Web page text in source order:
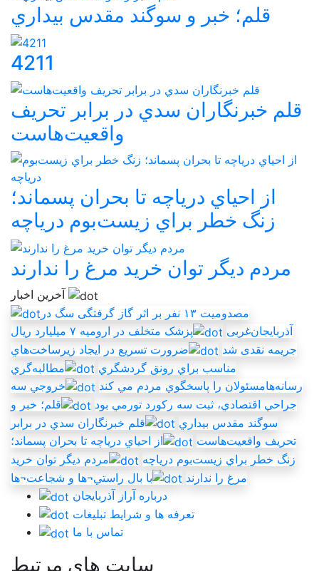
قلم؛ خبر و سوگند مقدس بيداري
4211
قلم خبرنگاران سدي در برابر تحريف
واقعيت‌هاست
از احياي درياچه تا بحران پسماند؛
زنگ خطر براي زيست‌بوم درياچه
مردم ديگر توان خريد مرغ را ندارند
مصدومیت ۱۳ نفر بر اثر گاز گرفتگی سگ در
آذربایجان‌غربی
پزشک متخلف در ارومیه ۷ میلیارد ریال
جریمه نقدی شد
ضرورت تسريع در ايجاد زيرساخت‌هاي
مناسب براي رونق گردشگري
مطالبه‌گري
رسانه‌هامسئولان را پاسخگوي مردم مي کند
خروجي سه
جراحي اقتصادي، ثبت سه رکورد تورمي بود
قلم؛ خبر و
سوگند مقدس بيداري
قلم خبرنگاران سدي در برابر
تحريف واقعيت‌هاست
از احياي درياچه تا بحران پسماند؛
زنگ خطر براي زيست‌بوم درياچه
مردم ديگر توان خريد
مرغ را ندارند
با بال راستي¬ها و شجاعت¬ها
درباره آراز آذربایجان
تعرفه ها و شرایط تبلیغات
تماس با ما
سایت های مرتبط